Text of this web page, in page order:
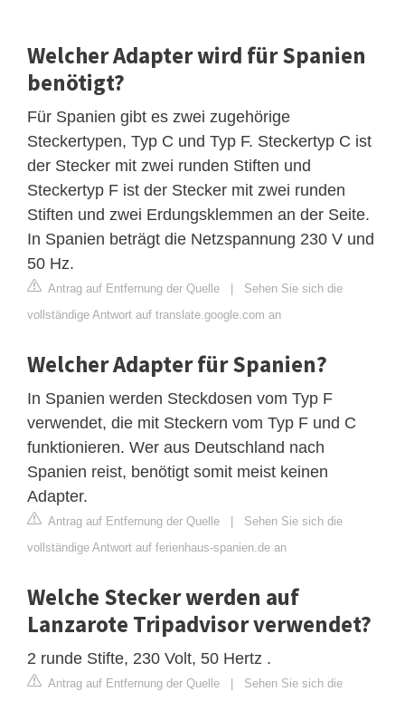
Welcher Adapter wird für Spanien
benötigt?
Für Spanien gibt es zwei zugehörige
Steckertypen, Typ C und Typ F. Steckertyp C ist
der Stecker mit zwei runden Stiften und
Steckertyp F ist der Stecker mit zwei runden
Stiften und zwei Erdungsklemmen an der Seite.
In Spanien beträgt die Netzspannung 230 V und
50 Hz.
Antrag auf Entfernung der Quelle | Sehen Sie sich die
vollständige Antwort auf translate.google.com an
Welcher Adapter für Spanien?
In Spanien werden Steckdosen vom Typ F
verwendet, die mit Steckern vom Typ F und C
funktionieren. Wer aus Deutschland nach
Spanien reist, benötigt somit meist keinen
Adapter.
Antrag auf Entfernung der Quelle | Sehen Sie sich die
vollständige Antwort auf ferienhaus-spanien.de an
Welche Stecker werden auf
Lanzarote Tripadvisor verwendet?
2 runde Stifte, 230 Volt, 50 Hertz .
Antrag auf Entfernung der Quelle | Sehen Sie sich die